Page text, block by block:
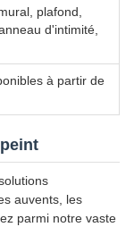
plafond,
d'intimité,
à partir de
auvents, les
parmi notre vaste